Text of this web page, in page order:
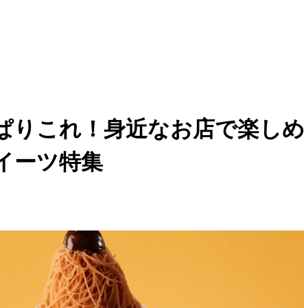
りこれ！身近なお店で楽しめ
ーツ特集